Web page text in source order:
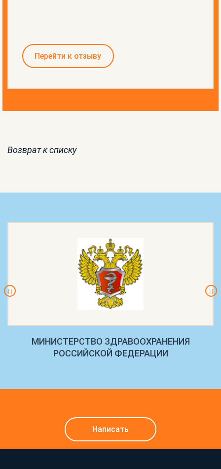
Перейти к отзыву
Возврат к списку
МИНИСТЕРСТВО ЗДРАВООХРАНЕНИЯ
РОССИЙСКОЙ ФЕДЕРАЦИИ
Написать